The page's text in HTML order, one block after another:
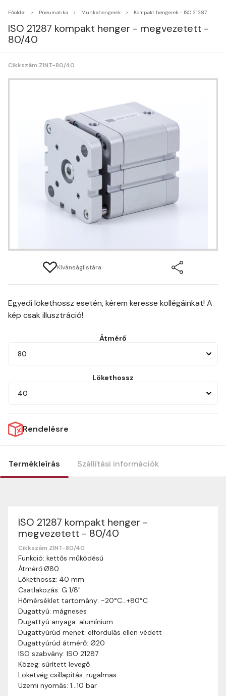
Főoldal Pneumatika Munkahengerek Kompakt hengerek - ISO 21287
ISO 21287 kompakt henger - megvezetett -
80/40
Cikkszám ZINT-80/40
Kívánságlistára
Egyedi lökethossz esetén, kérem keresse kollégáinkat! A
kép csak illusztráció!
Átmérő
80
Lökethossz
40
Rendelésre
Termékleírás Szállítási információk
ISO 21287 kompakt henger -
megvezetett - 80/40
Cikkszám ZINT-80/40
Funkció: kettős működésű
Átmérő:Ø80
Lökethossz: 40 mm
Csatlakozás: G 1/8"
Hőmérséklet tartomány: -20°C…+80°C
Dugattyú: mágneses
Dugattyú anyaga: alumínium
Dugattyúrúd menet: elfordulás ellen védett
Dugattyúrúd átmérő: Ø20
ISO szabvány: ISO 21287
Közeg: sűrített levegő
Löketvég csillapítás: rugalmas
Üzemi nyomás: 1…10 bar
Szállítási információk
Nagyon köszönjük, hogy webshopunkat választottátok
vásárlásaitokhoz. Az alábbiakban megtaláljátok szállítási
információinkat, hogy a vásárlásotok gördülékenyen és
zökkenőmentesen történhessen.
Szállítási idő:
munkanapon belül kézbesítjük. Amennyiben
valamilyen okból kifolyólag a szállítás hosszabb
ideig tart, előre értesítünk benneteket.
Szállítási díj: A szállítási díj függ a termék súlyától
és a szállítási cím távolságától. A pontos szállítási
díjat a vásárlás folyamata során megtekinthetitek,
mielőtt a rendelést véglegesítitek.